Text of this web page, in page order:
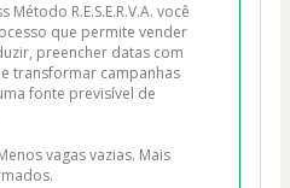
Método R.E.S.E.R.V.A. você
que permite vender
preencher datas com
transformar campanhas
fonte previsível de
vagas vazias. Mais